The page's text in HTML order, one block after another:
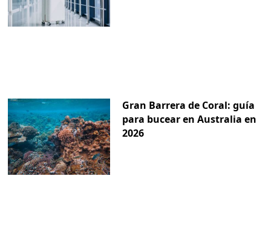
Gran Barrera de Coral: guía
para bucear en Australia en
2026